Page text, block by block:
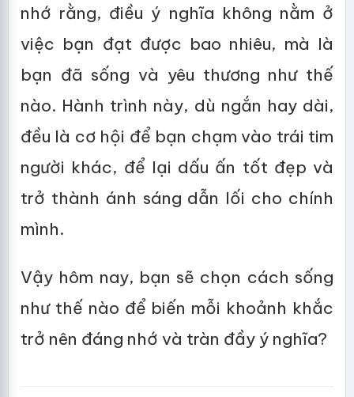
nhớ rằng, điều ý nghĩa không nằm ở
việc bạn đạt được bao nhiêu, mà là
bạn đã sống và yêu thương như thế
nào. Hành trình này, dù ngắn hay dài,
đều là cơ hội để bạn chạm vào trái tim
người khác, để lại dấu ấn tốt đẹp và
trở thành ánh sáng dẫn lối cho chính
mình.
Vậy hôm nay, bạn sẽ chọn cách sống
như thế nào để biến mỗi khoảnh khắc
trở nên đáng nhớ và tràn đầy ý nghĩa?